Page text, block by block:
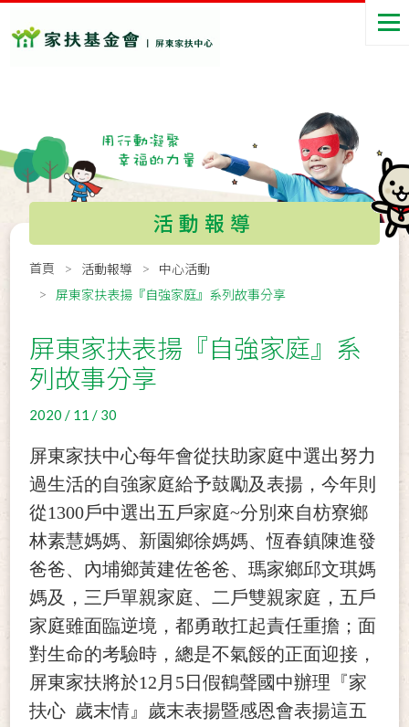
活動報導
首頁 活動報導
中心活動
屏東家扶表揚『自強家庭』系列故事分享
屏東家扶表揚『自強家庭』系
列故事分享
2020 / 11 / 30
屏東家扶中心每年會從扶助家庭中選出努力
過生活的自強家庭給予鼓勵及表揚，今年則
從1300戶中選出五戶家庭~分別來自枋寮鄉
林素慧媽媽、新園鄉徐媽媽、恆春鎮陳進發
爸爸、內埔鄉黃建佐爸爸、瑪家鄉邱文琪媽
媽及，三戶單親家庭、二戶雙親家庭，五戶
家庭雖面臨逆境，都勇敢扛起責任重擔；面
對生命的考驗時，總是不氣餒的正面迎接，
屏東家扶將於12月5日假鶴聲國中辦理
『 家
扶心 歲末情』歲末表揚暨感恩會表揚這五